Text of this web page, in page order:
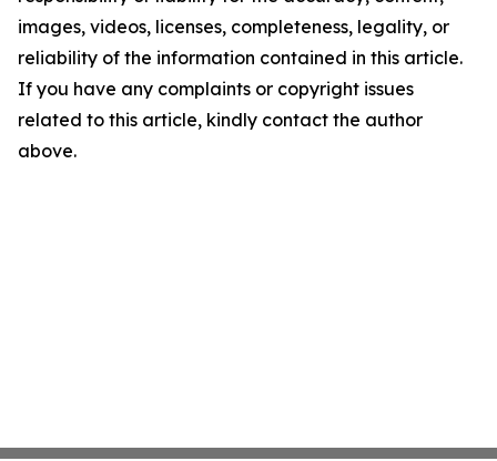
images, videos, licenses, completeness, legality, or
reliability of the information contained in this article.
If you have any complaints or copyright issues
related to this article, kindly contact the author
above.